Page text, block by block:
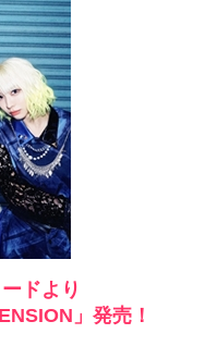
ドより
」発売！